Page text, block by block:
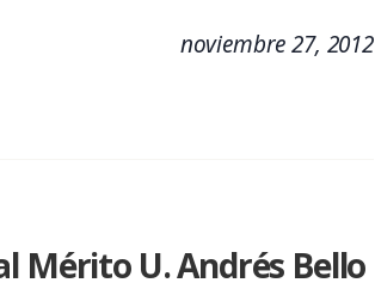
noviembre 27, 2012
Mérito U. Andrés Bello